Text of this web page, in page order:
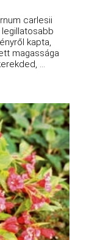
carlesii
kapta,
magassága
...